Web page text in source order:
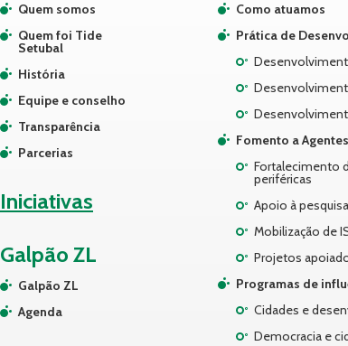
Quem somos
Quem foi Tide
Setubal
História
Equipe e conselho
Transparência
Parcerias
Iniciativas
Galpão ZL
Galpão ZL
Agenda
Como atuamos
Prática de
Fomento a
Fortalecimento
periféricas
Apoio à pesquisa
Mobilização de
Projetos
Programas de
Cidades e
Democracia e